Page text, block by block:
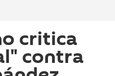
critica
contra